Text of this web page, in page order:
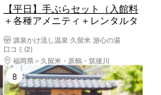
【平日】手ぶらセット（入館料
＋各種アメニティ＋レンタルタ
可）源泉かけ流し温泉 久留米 游心の湯
口コミ(2)
福岡県
久留米・原鶴・筑後川
8位